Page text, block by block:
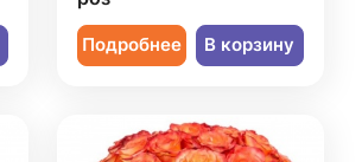
Подробнее В корзину